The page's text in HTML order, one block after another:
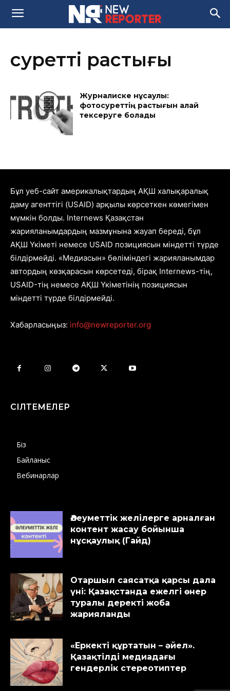
суреттің растығы
Журналиске нұсқаулық:
фотосуреттің растығын қалай
тексеруге болады
Бұл уеб-сайт америкалықтардың АҚШ халықаралық
даму агенттігі (USAID) арқылы көрсеткен көмегімен
мүмкін болды. Internews Қазақстан
жарияланымдардың мазмұнына жауап береді, бұл
АҚШ Үкіметі немесе USAID позициясын міндетті түрде
білдірмейді. «Медиасын» бөліміндегі жарияланымдар
автордың көзқарасын көрсетеді, бірақ Internews-тің,
USAID-тің немесе АҚШ Үкіметінің позициясын
міндетті түрде білдірмейді.
Хабарласыңыз: info@newreporter.org
СІЛТЕМЕЛЕР
Біз
Байланыс
Вебинарлар
Әлеуметтік желілерге арналған
контент жасау бойынша
нұсқаулық (Гайд)
Отаршыл саясатқа қарсы дала
үні: Қазақстанда ежелгі өнер
туралы деректі жоба
жарияланды
«Еркекті құртатын – әйел».
Қазақтілді медиадағы
гендерлік стереотиптер